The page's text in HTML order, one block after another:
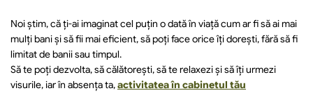
Noi știm, că ți-ai imaginat cel puțin o dată în viață cum ar fi să ai mai
mulți bani și să fii mai eficient, să poți face orice îți dorești, fără să fi
limitat de banii sau timpul.
Să te poți dezvolta, să călătorești, să te relaxezi și să îți urmezi
visurile, iar în absența ta, activitatea în cabinetul tău